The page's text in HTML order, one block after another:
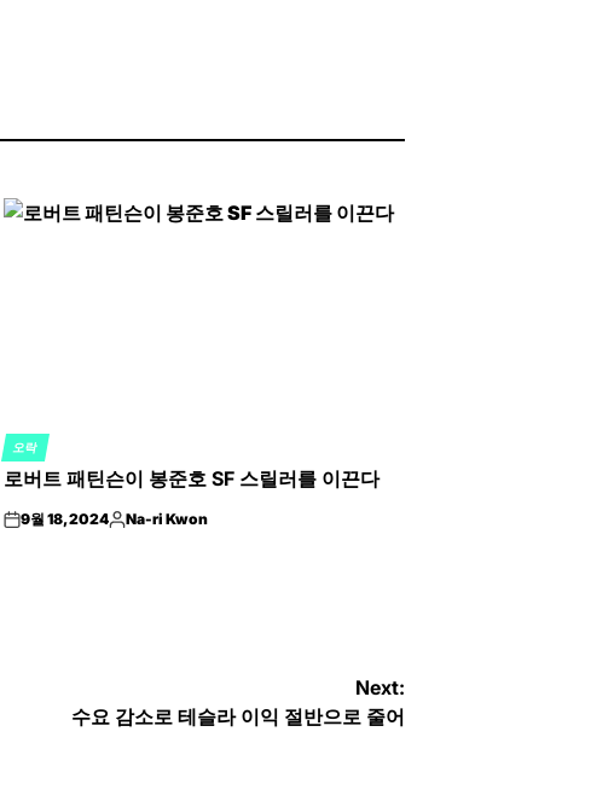
POSTED
IN
오락
로버트 패틴슨이 봉준호 SF 스릴러를 이끈다
on9월 18, 2024Posted
Na-ri Kwon
Next:
수요 감소로 테슬라 이익 절반으로 줄어